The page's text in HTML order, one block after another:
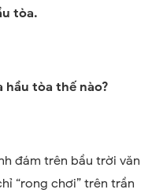
tòa.
hầu tòa thế nào?
đám trên bầu trời văn
“rong chơi” trên trần